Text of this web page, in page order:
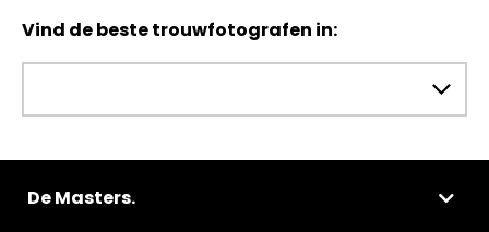
Vind de beste trouwfotografen in:
De Masters.